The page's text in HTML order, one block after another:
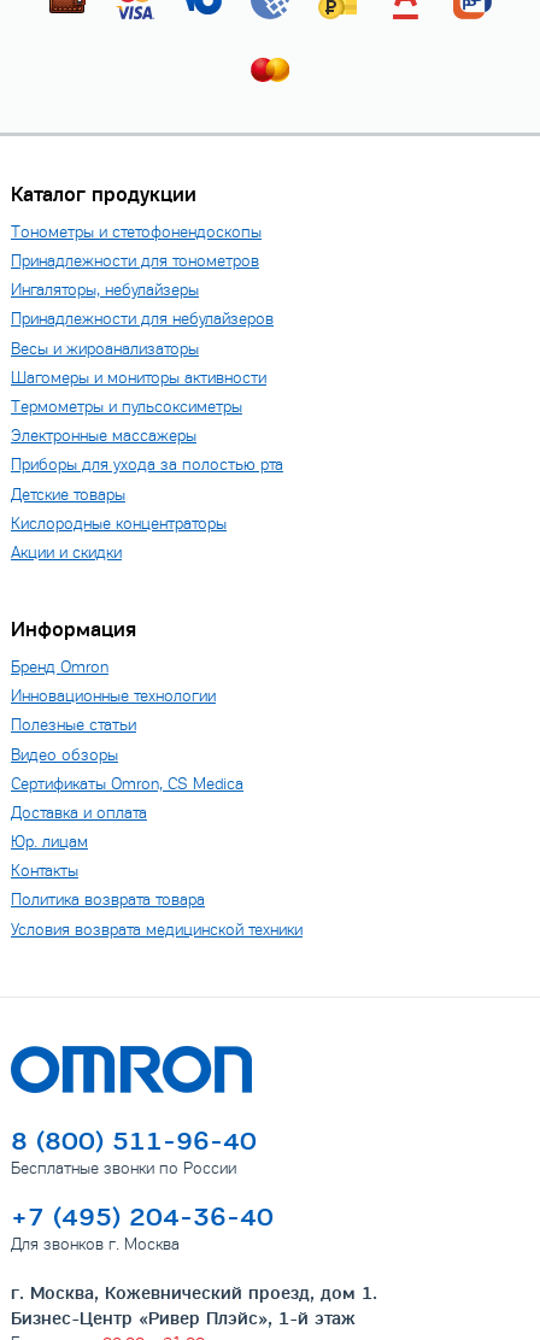
Каталог продукции
Тонометры и стетофонендоскопы
Принадлежности для тонометров
Ингаляторы, небулайзеры
Принадлежности для небулайзеров
Весы и жироанализаторы
Шагомеры и мониторы активности
Термометры и пульсоксиметры
Электронные массажеры
Приборы для ухода за полостью рта
Детские товары
Кислородные концентраторы
Акции и скидки
Информация
Бренд Omron
Инновационные технологии
Полезные статьи
Видео обзоры
Сертификаты Omron, CS Medica
Доставка и оплата
Юр. лицам
Контакты
Политика возврата товара
Условия возврата медицинской техники
8 (800) 511-96-40
Бесплатные звонки по России
+7 (495) 204-36-40
Для звонков г. Москва
г. Москва, Кожевнический проезд, дом 1.
Бизнес-Центр «Ривер Плэйс», 1-й этаж